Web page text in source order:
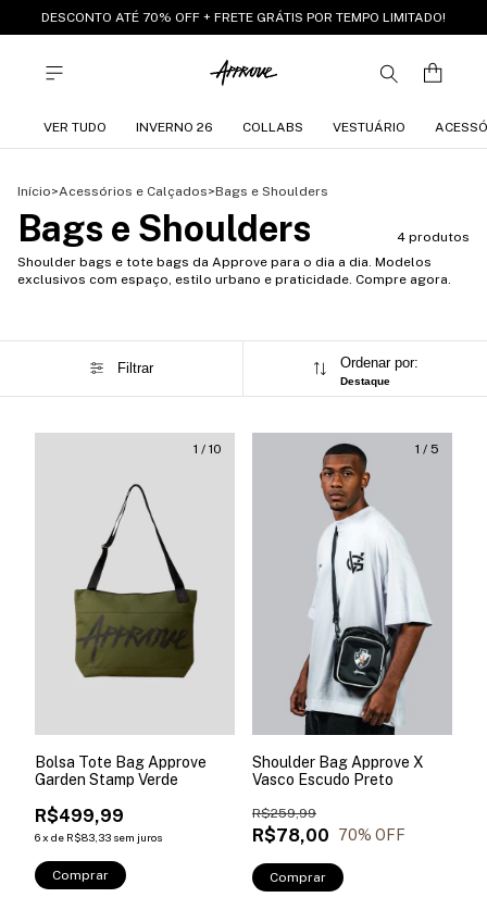
DESCONTO ATÉ 70% OFF + FRETE GRÁTIS POR TEMPO LIMITADO!
VER TUDO INVERNO 26 COLLABS VESTUÁRIO
Início>Acessórios e Calçados>Bags e Shoulders
Bags e Shoulders
4 produtos
Shoulder bags e tote bags da Approve para o dia a dia. Modelos
exclusivos com espaço, estilo urbano e praticidade. Compre agora.
Filtrar Ordenar por:
Destaque
1 / 10
Bolsa Tote Bag Approve
Garden Stamp Verde
R$499,99
6x de R$83,33 sem juros
Comprar
1 / 5
Shoulder Bag Approve X
Vasco Escudo Preto
R$78,00
R$259,99
70% OFF
Comprar